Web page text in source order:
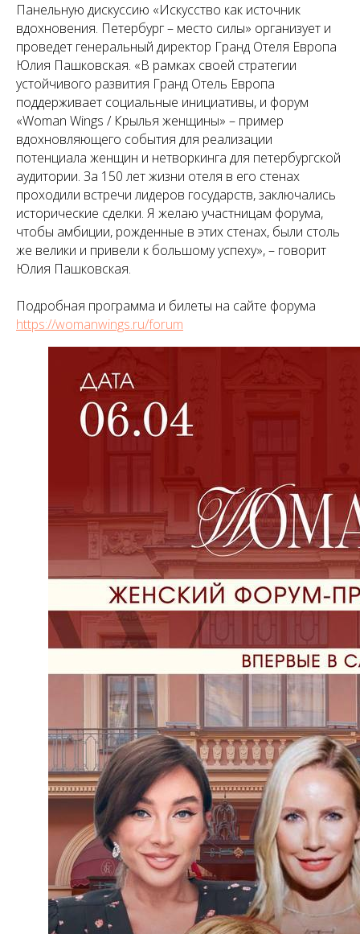
Панельную дискуссию «Искусство как источник
вдохновения. Петербург – место силы» организует и
проведет генеральный директор Гранд Отеля Европа
Юлия Пашковская. «В рамках своей стратегии
устойчивого развития Гранд Отель Европа
поддерживает социальные инициативы, и форум
«Woman Wings / Крылья женщины» – пример
вдохновляющего события для реализации
потенциала женщин и нетворкинга для петербургской
аудитории. За 150 лет жизни отеля в его стенах
проходили встречи лидеров государств, заключались
исторические сделки. Я желаю участницам форума,
чтобы амбиции, рожденные в этих стенах, были столь
же велики и привели к большому успеху», – говорит
Юлия Пашковская.
Подробная программа и билеты на сайте форума
https://womanwings.ru/forum